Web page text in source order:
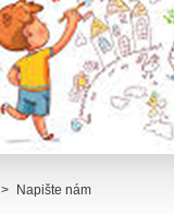
> Napište nám